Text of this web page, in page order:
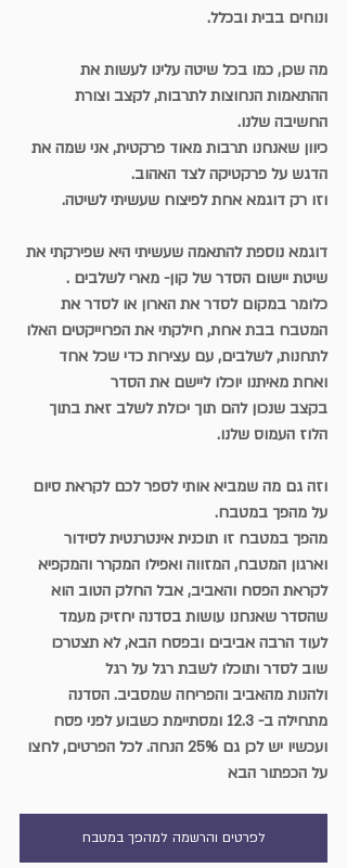
ונוחים בבית ובכלל.
מה שכן, כמו בכל שיטה עלינו לעשות את
ההתאמות הנחוצות לתרבות, לקצב וצורת
החשיבה שלנו.
כיוון שאנחנו תרבות מאוד פרקטית, אני שמה את
הדגש על פרקטיקה לצד האהוב.
וזו רק דוגמא אחת לפיצוח שעשיתי לשיטה.
דוגמא נוספת להתאמה שעשיתי היא שפירקתי את
שיטת יישום הסדר של קון- מארי לשלבים .
כלומר במקום לסדר את הארון או לסדר את
המטבח בבת אחת, חילקתי את הפרוייקטים האלו
לתחנות, לשלבים, עם עצירות כדי שכל אחד
ואחת מאיתנו יוכלו ליישם את הסדר
בקצב שנכון להם תוך יכולת לשלב זאת בתוך
הלוז העמוס שלנו.
וזה גם מה שמביא אותי לספר לכם לקראת סיום
על מהפך במטבח.
מהפך במטבח זו תוכנית אינטרנטית לסידור
וארגון המטבח, המזווה ואפילו המקרר והמקפיא
לקראת הפסח והאביב, אבל החלק הטוב הוא
שהסדר שאנחנו עושות בסדנה יחזיק מעמד
לעוד הרבה אביבים ובפסח הבא, לא תצטרכו
שוב לסדר ותוכלו לשבת רגל על רגל
ולהנות מהאביב והפריחה שמסביב. הסדנה
מתחילה ב- 12.3 ומסתיימת כשבוע לפני פסח
ועכשיו יש לכן גם 25% הנחה. לכל הפרטים, לחצו
על הכפתור הבא
לפרטים והרשמה למהפך במטבח